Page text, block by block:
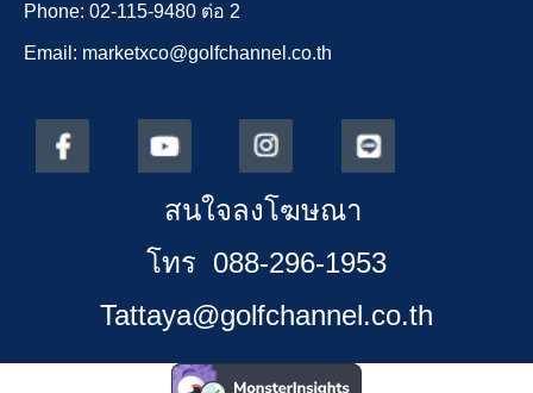
Phone: 02-115-9480 ต่อ 2
Email: marketxco@golfchannel.co.th
สนใจลงโฆษณา
โทร 088-296-1953
Tattaya@golfchannel.co.th